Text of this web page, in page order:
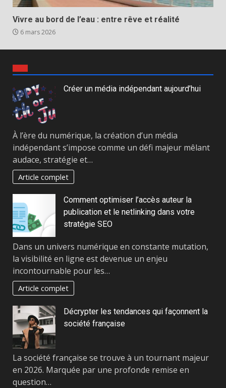
Vivre au bord de l’eau : entre rêve et réalité
6 mars 2026
Créer un média indépendant aujourd’hui
À l’ère du numérique, la création d’un média
indépendant s’impose comme un défi majeur mêlant
audace, stratégie et…
Article complet
Comment optimiser l’accès auteur la
publication et le netlinking dans votre
stratégie SEO
Dans un univers numérique en constante mutation,
la visibilité en ligne est devenue un enjeu
incontournable pour les…
Article complet
Décrypter les tendances qui façonnent la
société française
La société française se trouve à un tournant majeur
en 2026. Marquée par une profonde remise en
question…